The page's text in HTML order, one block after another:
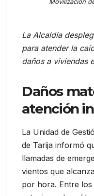
La Alcaldía
para atender la
daños a viviendas
Daños
atención
La Unidad de
de Tarija informó
llamadas de
vientos que
por hora. Entre los